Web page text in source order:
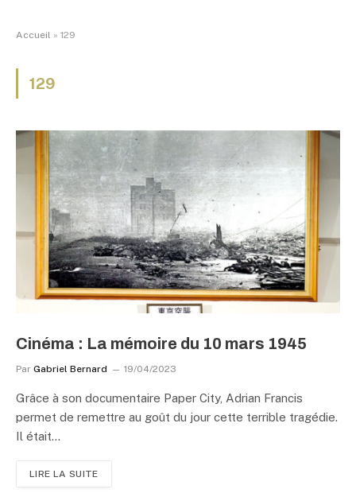
Accueil » 129
129
Cinéma : La mémoire du 10 mars 1945
Par Gabriel Bernard 19/04/2023
Grâce à son documentaire Paper City, Adrian Francis
permet de remettre au goût du jour cette terrible tragédie.
Il était…
LIRE LA SUITE